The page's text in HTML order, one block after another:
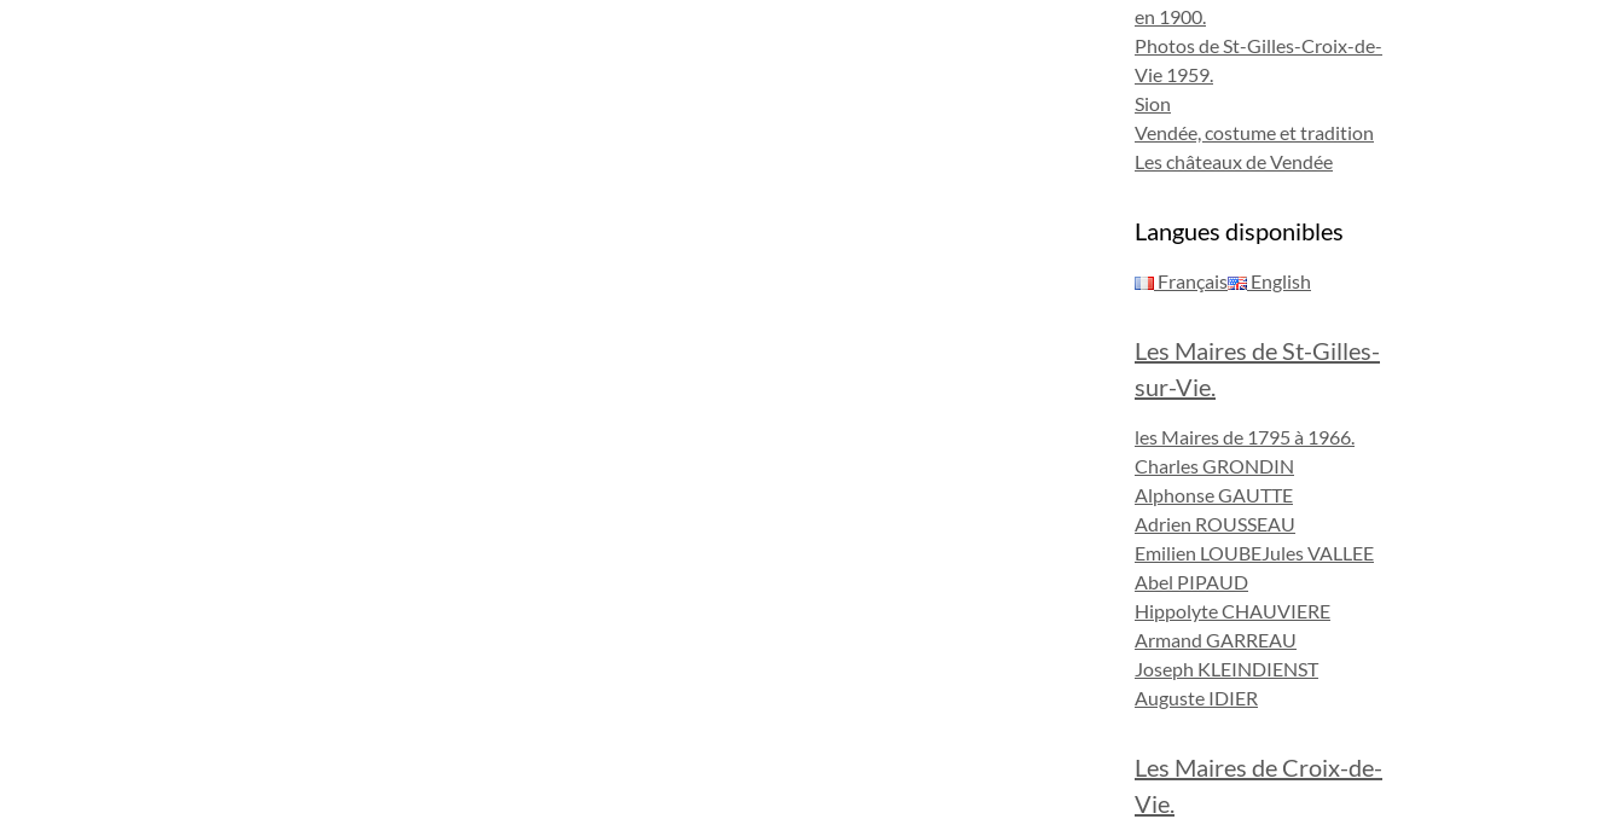
en 1900.
Photos de St-Gilles-Croix-de-
Vie 1959.
Sion
Vendée, costume et tradition
Les châteaux de Vendée
Langues disponibles
Français English
Les Maires de St-Gilles-
sur-Vie.
les Maires de 1795 à 1966.
Charles GRONDIN
Alphonse GAUTTE
Adrien ROUSSEAU
Emilien LOUBEJules VALLEE
Abel PIPAUD
Hippolyte CHAUVIERE
Armand GARREAU
Joseph KLEINDIENST
Auguste IDIER
Les Maires de Croix-de-
Vie.